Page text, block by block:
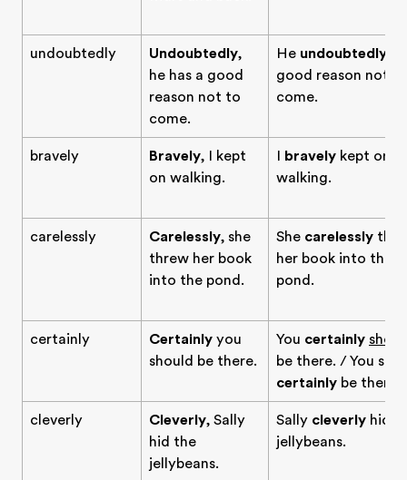
undoubtedly Undoubtedly,
he has a good
reason not to
come.
He undoubtedly
good reason not to
come.
bravely Bravely, I kept
on walking.
I bravely kept on
walking.
carelessly Carelessly, she
threw her book
into the pond.
She carelessly
her book into the
pond.
certainly Certainly you
should be there.
You certainly
be there. / You
certainly be there.
cleverly Cleverly, Sally
hid the
jellybeans.
Sally cleverly hid
jellybeans.